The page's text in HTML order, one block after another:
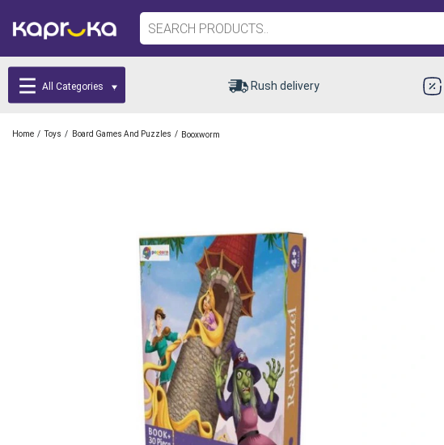
All Categories Rush delivery
Home / Toys / Board Games And Puzzles / Booxworm